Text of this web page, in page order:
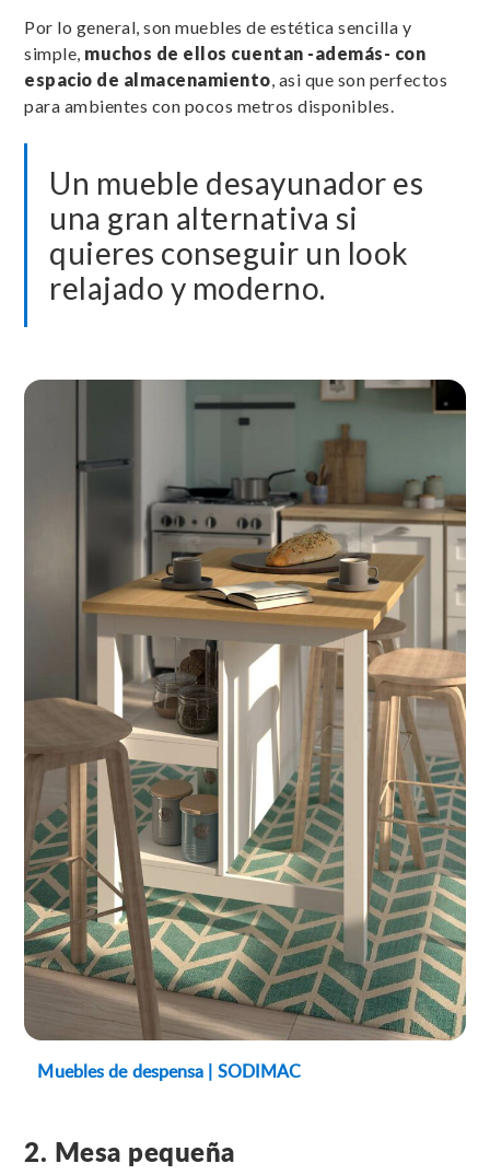
Por lo general, son muebles de estética sencilla y
simple, muchos de ellos cuentan -además- con
espacio de almacenamiento, asi que son perfectos
para ambientes con pocos metros disponibles.
Un mueble desayunador es
una gran alternativa si
quieres conseguir un look
relajado y moderno.
Muebles de despensa | SODIMAC
2. Mesa pequeña